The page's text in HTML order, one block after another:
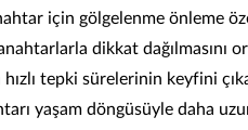
için gölgelenme önleme
dikkat dağılmasını
tepki sürelerinin keyfini
yaşam döngüsüyle daha